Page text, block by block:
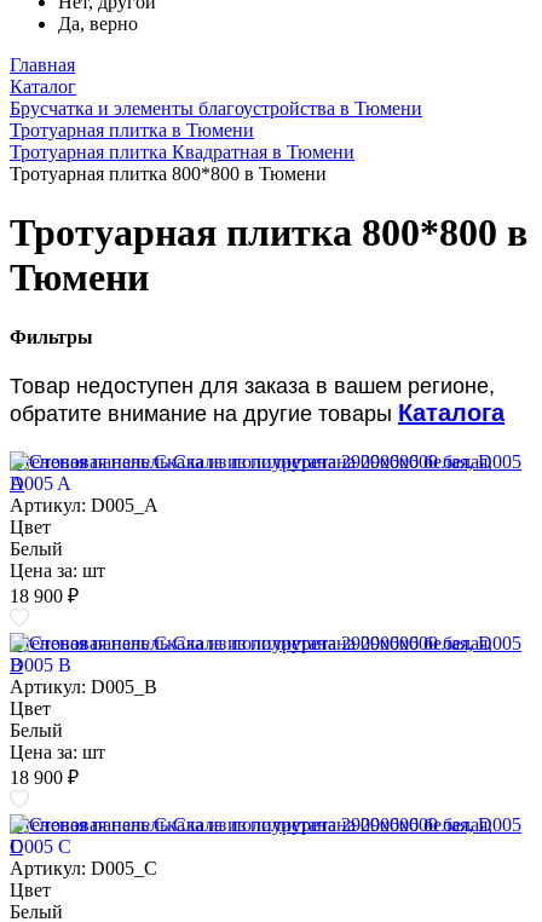
Да, верно
Главная
Каталог
Брусчатка и элементы благоустройства в Тюмени
Тротуарная плитка в Тюмени
Тротуарная плитка Квадратная в Тюмени
Тротуарная плитка 800*800 в Тюмени
Тротуарная плитка 800*800 в
Тюмени
Фильтры
Товар недоступен для заказа в вашем регионе,
обратите внимание на другие товары Каталога
Стеновая панель Скала из полиуретана 2900х600 белая, D005
A
Артикул: D005_A
Цвет
Белый
Цена за: шт
18 900 ₽
Стеновая панель Скала из полиуретана 2900х600 белая, D005
B
Артикул: D005_B
Цвет
Белый
Цена за: шт
18 900 ₽
Стеновая панель Скала из полиуретана 2900х600 белая, D005
C
Артикул: D005_C
Цвет
Белый